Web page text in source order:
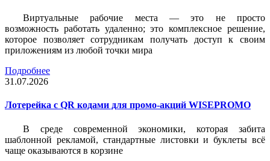
Виртуальные рабочие места — это не просто
возможность работать удаленно; это комплексное решение,
которое позволяет сотрудникам получать доступ к своим
приложениям из любой точки мира
Подробнее
31.07.2026
Лотерейка c QR кодами для промо-акций WISEPROMO
В среде современной экономики, которая забита
шаблонной рекламой, стандартные листовки и буклеты всё
чаще оказываются в корзине